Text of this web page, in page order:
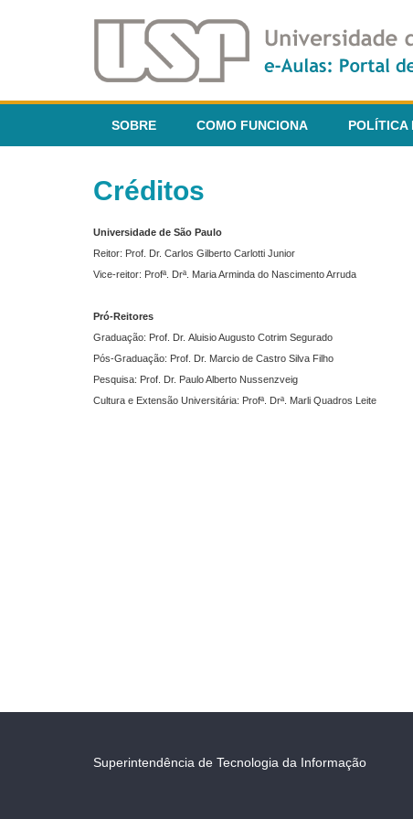
SOBRE COMO FUNCIONA POLÍTICA
Créditos
Universidade de São Paulo
Reitor: Prof. Dr. Carlos Gilberto Carlotti Junior
Vice-reitor: Profª. Drª. Maria Arminda do Nascimento Arruda
Pró-Reitores
Graduação: Prof. Dr. Aluisio Augusto Cotrim Segurado
Pós-Graduação: Prof. Dr. Marcio de Castro Silva Filho
Pesquisa: Prof. Dr. Paulo Alberto Nussenzveig
Cultura e Extensão Universitária: Profª. Drª. Marli Quadros Leite
Superintendência de Tecnologia da Informação